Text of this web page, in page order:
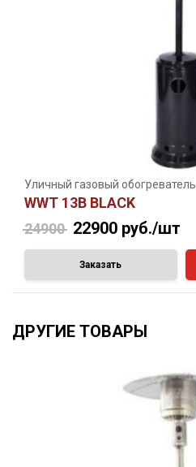
Уличный газовый обогреватель
WWT 13B BLACK
24900 22900 руб./шт
Заказать
ДРУГИЕ ТОВАРЫ